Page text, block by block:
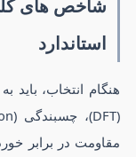
شاخص های
استاندارد
هنگام انتخاب،